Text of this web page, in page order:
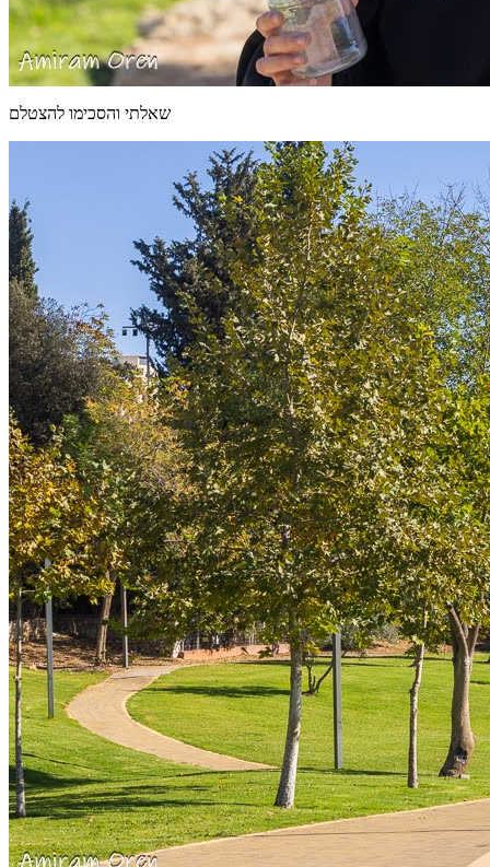
שאלתי והסכימו להצטלם